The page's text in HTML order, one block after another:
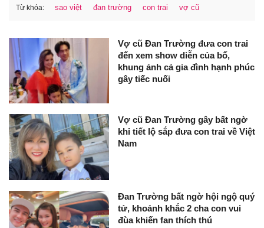
Từ khóa: sao việt đan trường con trai vợ cũ
Vợ cũ Đan Trường đưa con trai
đến xem show diễn của bố,
khung ảnh cả gia đình hạnh phúc
gây tiếc nuối
Vợ cũ Đan Trường gây bất ngờ
khi tiết lộ sắp đưa con trai về Việt
Nam
Đan Trường bất ngờ hội ngộ quý
tử, khoảnh khắc 2 cha con vui
đùa khiến fan thích thú